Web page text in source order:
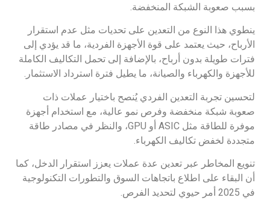
بسبب صعوبة الشبكة المنخفضة.
ينطوي هذا النوع من التعدين على تحديات مثل عدم استقرار
الأرباح، حيث يعتمد على قوة الأجهزة الفردية، ما قد يؤدي إلى
فترات طويلة بدون أرباح، بالإضافة إلى تحمل التكاليف الكاملة
للأجهزة والكهرباء والصيانة، ما يطيل فترة استرداد الاستثمار.
لتحسين تجربة التعدين الفردي يُنصح باختيار عملات ذات
صعوبة شبكة منخفضة وفرص نمو عالية، مع استخدام أجهزة
موفرة للطاقة مثل ASIC أو GPU، والنظر في مصادر طاقة
متجددة لخفض تكاليف الكهرباء.
تنويع المخاطر عبر تعدين عدة عملات يعزز استقرار الدخل، كما
أن البقاء على اطلاع باتجاهات السوق والتطورات التكنولوجية
في 2025 أمر حيوي لتحديد الفرص.